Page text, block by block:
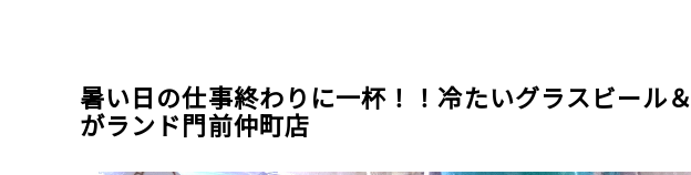
暑い日の仕事終わりに一杯！！冷たいグラスビール
がランド門前仲町店